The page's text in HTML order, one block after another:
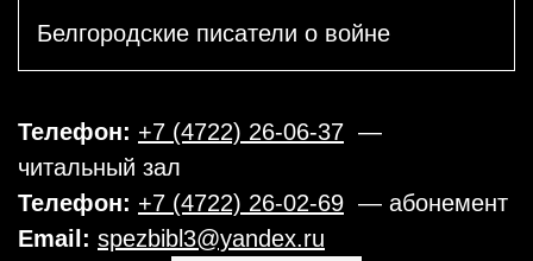
Белгородские писатели о войне
Телефон: +7 (4722) 26-06-37 —
читальный зал
Телефон: +7 (4722) 26-02-69 — абонемент
Email: spezbibl3@yandex.ru